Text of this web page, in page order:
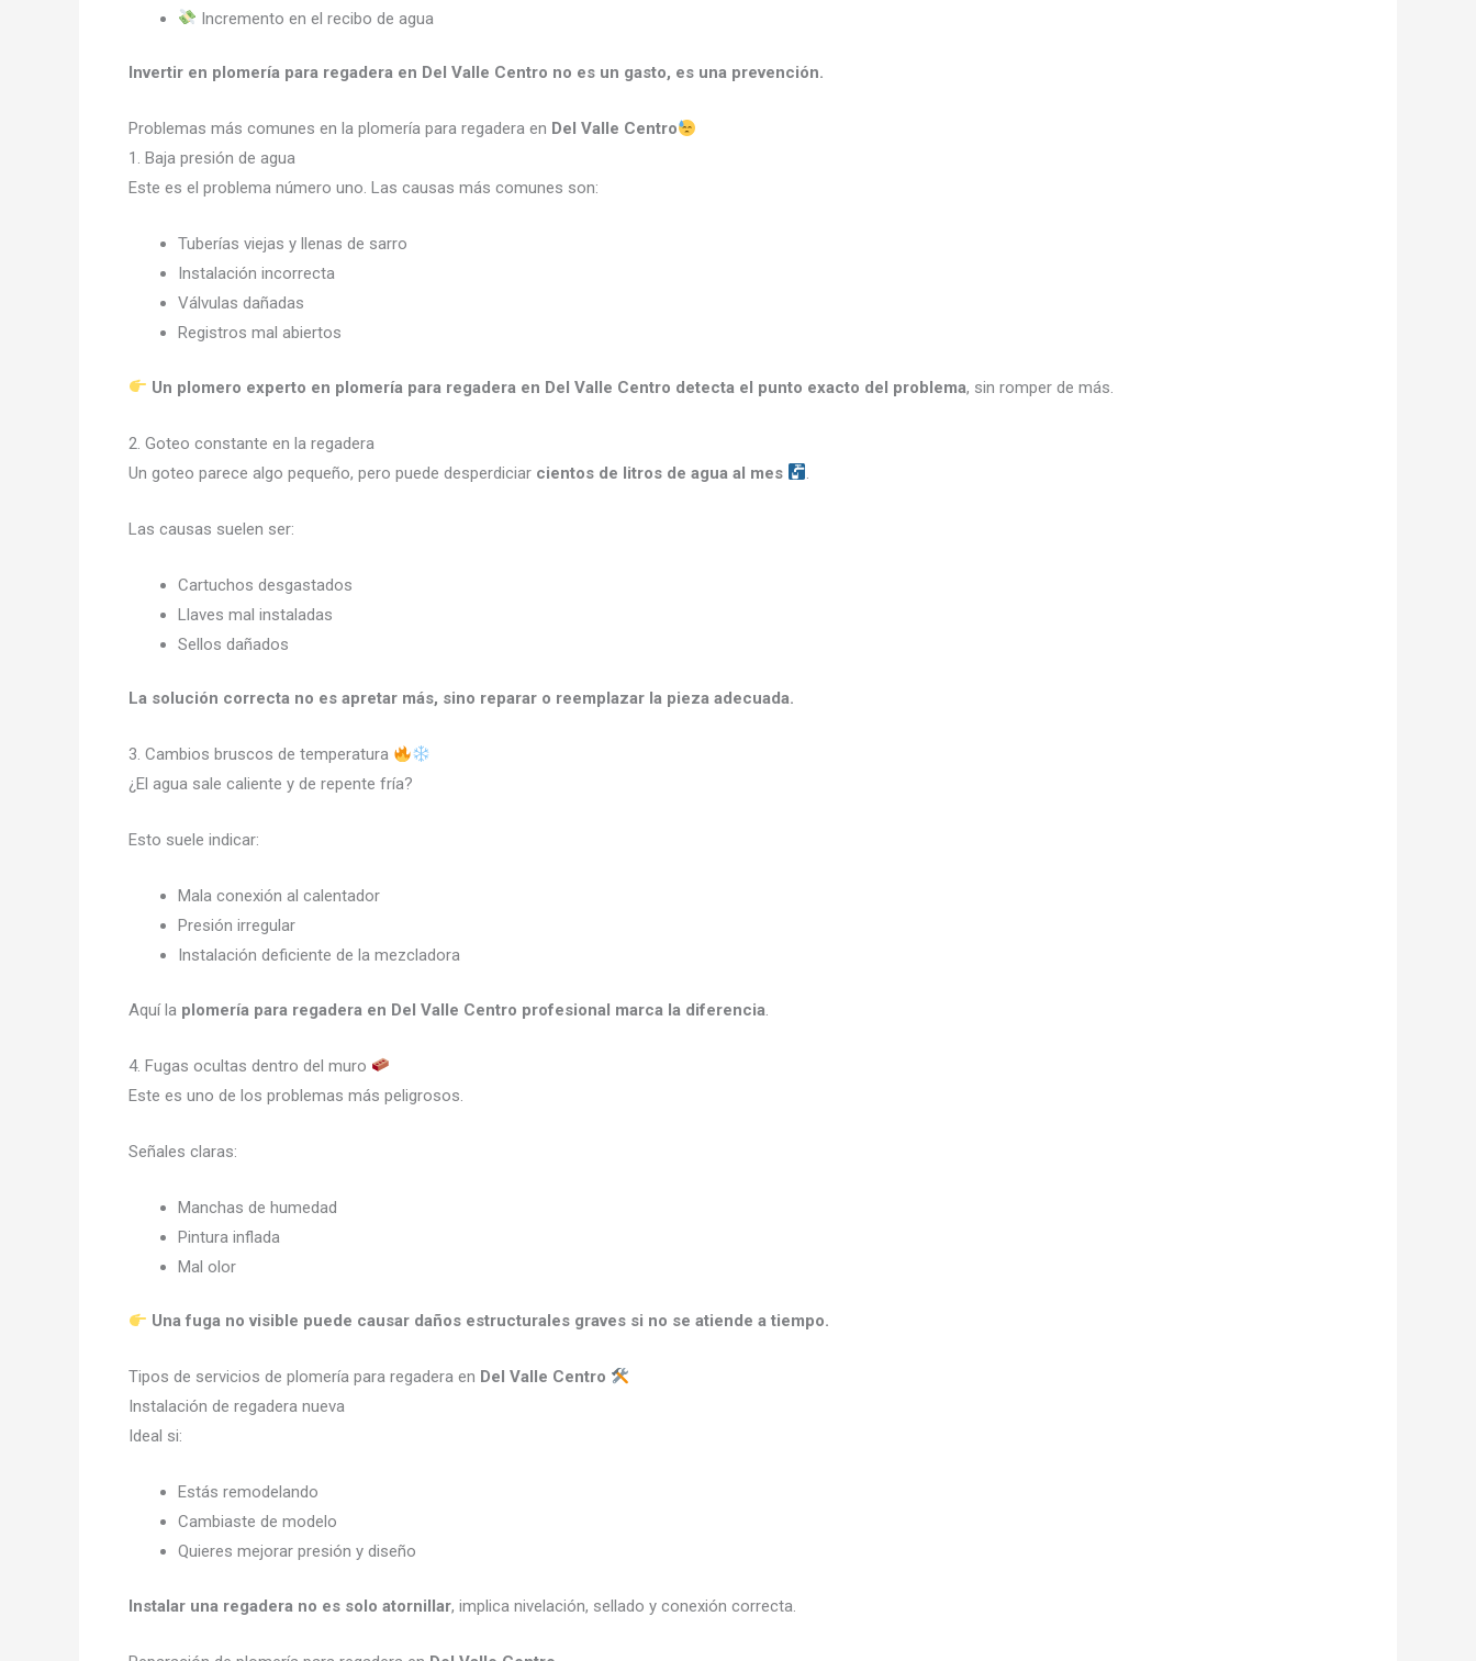
Incremento en el recibo de agua
Invertir en plomería para regadera en Del Valle Centro no es un gasto, es una prevención.
Problemas más comunes en la plomería para regadera en Del Valle Centro
1. Baja presión de agua
Este es el problema número uno. Las causas más comunes son:
Tuberías viejas y llenas de sarro
Instalación incorrecta
Válvulas dañadas
Registros mal abiertos
Un plomero experto en plomería para regadera en Del Valle Centro detecta el punto exacto del problema, sin romper de más.
2. Goteo constante en la regadera
Un goteo parece algo pequeño, pero puede desperdiciar cientos de litros de agua al mes
Las causas suelen ser:
Cartuchos desgastados
Llaves mal instaladas
Sellos dañados
La solución correcta no es apretar más, sino reparar o reemplazar la pieza adecuada.
3. Cambios bruscos de temperatura
¿El agua sale caliente y de repente fría?
Esto suele indicar:
Mala conexión al calentador
Presión irregular
Instalación deficiente de la mezcladora
Aquí la plomería para regadera en Del Valle Centro profesional marca la diferencia
4. Fugas ocultas dentro del muro
Este es uno de los problemas más peligrosos.
Señales claras:
Manchas de humedad
Pintura inflada
Mal olor
Una fuga no visible puede causar daños estructurales graves si no se atiende a tiempo.
Tipos de servicios de plomería para regadera en Del Valle Centro
Instalación de regadera nueva
Ideal si:
Estás remodelando
Cambiaste de modelo
Quieres mejorar presión y diseño
Instalar una regadera no es solo atornillar, implica nivelación, sellado y conexión correcta.